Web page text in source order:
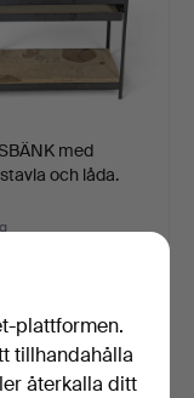
med
och låda.
plattformen.
tillhandahålla
återkalla ditt